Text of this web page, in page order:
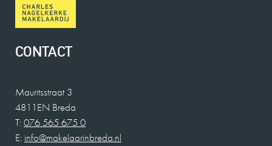
CONTACT
Mauritsstraat 3
4811EN Breda
T:076 565 675 0
E: info@makelaarinbreda.nl